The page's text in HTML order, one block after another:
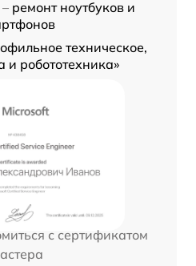
ремонт ноутбуков и
техническое,
и робототехника»
с сертификатом